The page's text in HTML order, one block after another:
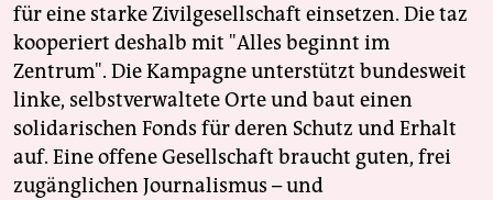
für eine starke Zivilgesellschaft einsetzen. Die taz
kooperiert deshalb mit "Alles beginnt im
Zentrum". Die Kampagne unterstützt bundesweit
linke, selbstverwaltete Orte und baut einen
solidarischen Fonds für deren Schutz und Erhalt
auf. Eine offene Gesellschaft braucht guten, frei
zugänglichen Journalismus – und